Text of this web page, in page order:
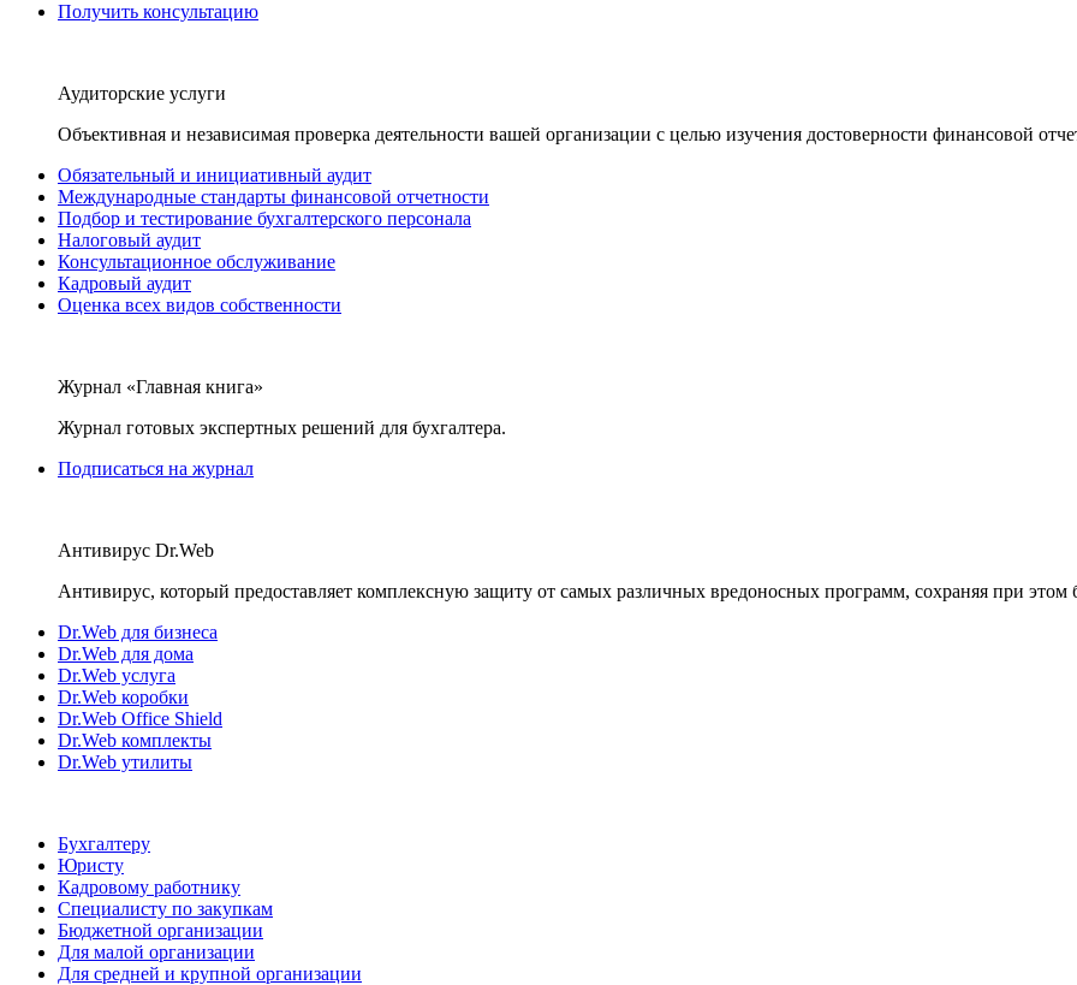
Получить консультацию
Аудиторские услуги
Объективная и независимая проверка деятельности вашей организации с целью изучения достоверности финансовой
Обязательный и инициативный аудит
Международные стандарты финансовой отчетности
Подбор и тестирование бухгалтерского персонала
Налоговый аудит
Консультационное обслуживание
Кадровый аудит
Оценка всех видов собственности
Журнал «Главная книга»
Журнал готовых экспертных решений для бухгалтера.
Подписаться на журнал
Антивирус Dr.Web
Антивирус, который предоставляет комплексную защиту от самых различных вредоносных программ, сохраняя при этом
Dr.Web для бизнеса
Dr.Web для дома
Dr.Web услуга
Dr.Web коробки
Dr.Web Office Shield
Dr.Web комплекты
Dr.Web утилиты
Бухгалтеру
Юристу
Кадровому работнику
Специалисту по закупкам
Бюджетной организации
Для малой организации
Для средней и крупной организации